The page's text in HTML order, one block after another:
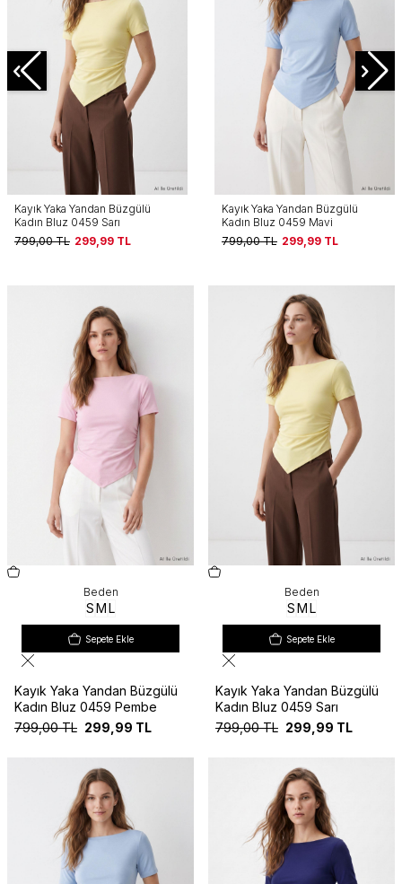
Kayık Yaka Yandan Büzgülü
Kadın Bluz 0459 Sarı
799,00TL 299,99 TL
Kayık Yaka Yandan Büzgülü
Kadın Bluz 0459 Mavi
799,00TL 299,99 TL
Beden
SML
Sepete Ekle
Kayık Yaka Yandan Büzgülü
Kadın Bluz 0459 Pembe
799,00TL 299,99 TL
Beden
SML
Sepete Ekle
Kayık Yaka Yandan Büzgülü
Kadın Bluz 0459 Sarı
799,00TL 299,99 TL